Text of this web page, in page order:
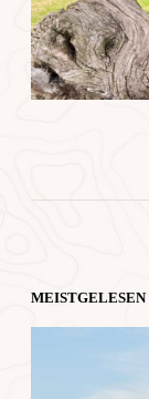
MEISTGELESEN